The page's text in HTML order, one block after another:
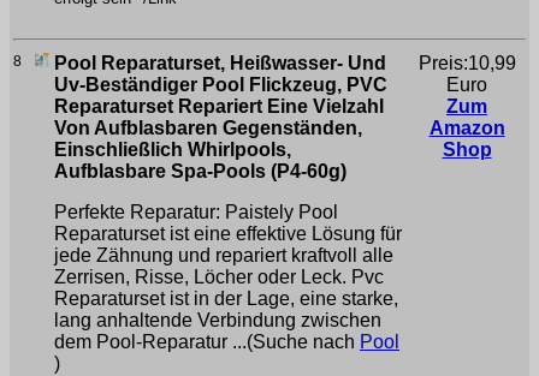
8
Pool Reparaturset, Heißwasser- Und
Uv-Beständiger Pool Flickzeug, PVC
Reparaturset Repariert Eine Vielzahl
Von Aufblasbaren Gegenständen,
Einschließlich Whirlpools,
Aufblasbare Spa-Pools (P4-60g)
Perfekte Reparatur: Paistely Pool
Reparaturset ist eine effektive Lösung für
jede Zähnung und repariert kraftvoll alle
Zerrisen, Risse, Löcher oder Leck. Pvc
Reparaturset ist in der Lage, eine starke,
lang anhaltende Verbindung zwischen
dem Pool-Reparatur ...(Suche nach Pool
)
Preis:10,99
Euro
Zum
Amazon
Shop